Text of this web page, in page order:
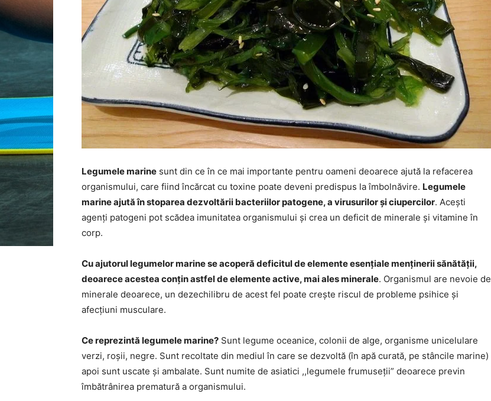
Legumele marine sunt din ce în ce mai importante pentru oameni deoarece ajută la refacerea
organismului, care fiind încărcat cu toxine poate deveni predispus la îmbolnăvire. Legumele
marine ajută în stoparea dezvoltării bacteriilor patogene, a virusurilor și ciupercilor. Acești
agenți patogeni pot scădea imunitatea organismului și crea un deficit de minerale și vitamine în
corp.
Cu ajutorul legumelor marine se acoperă deficitul de elemente esențiale menținerii sănătății,
deoarece acestea conțin astfel de elemente active, mai ales minerale. Organismul are nevoie de
minerale deoarece, un dezechilibru de acest fel poate crește riscul de probleme psihice și
afecțiuni musculare.
Ce reprezintă legumele marine? Sunt legume oceanice, colonii de alge, organisme unicelulare
verzi, roșii, negre. Sunt recoltate din mediul în care se dezvoltă (în apă curată, pe stâncile marine)
apoi sunt uscate și ambalate. Sunt numite de asiatici ,,legumele frumuseții” deoarece previn
îmbătrânirea prematură a organismului.